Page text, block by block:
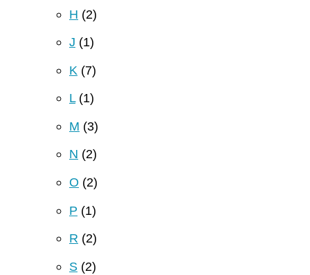
H (2)
J (1)
K (7)
L(1)
M (3)
N (2)
O (2)
P (1)
R (2)
S (2)